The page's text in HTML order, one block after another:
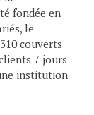
fondée en
le
couverts
7 jours
institution